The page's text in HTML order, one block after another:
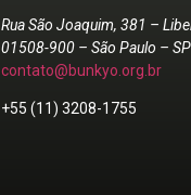
Rua São Joaquim, 381 –
01508-900 – São Paulo –
contato@bunkyo.org.br
+55 (11) 3208-1755